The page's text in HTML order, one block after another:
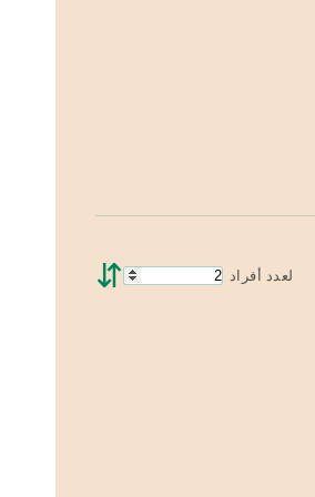
لعدد أفراد ⇵